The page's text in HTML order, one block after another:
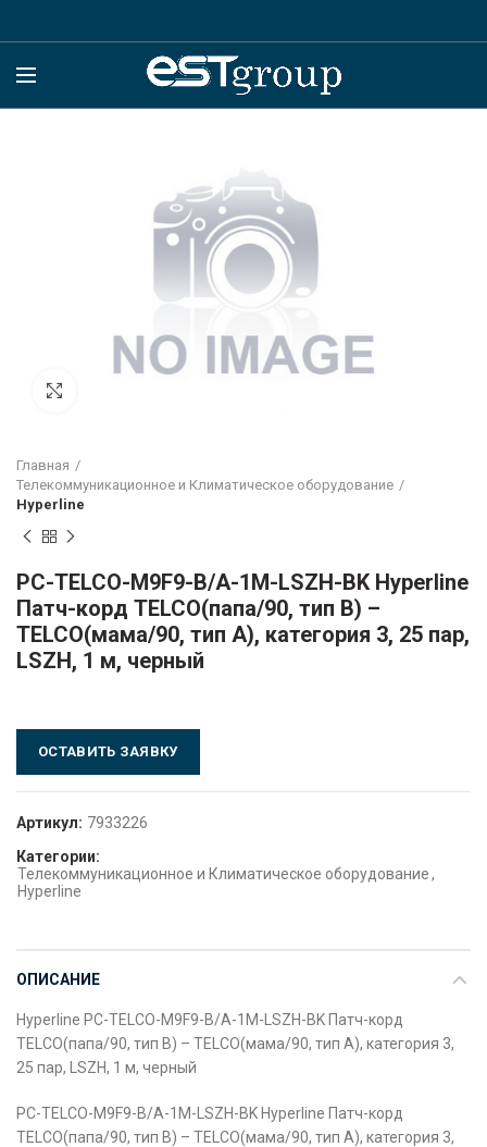
Главная
Телекоммуникационное и Климатическое оборудование
Hyperline
PC-TELCO-M9F9-B/A-1M-LSZH-BK Hyperline
Патч-корд TELCO(папа/90, тип B) –
TELCO(мама/90, тип A), категория 3, 25 пар,
LSZH, 1 м, черный
ОСТАВИТЬ ЗАЯВКУ
Артикул: 7933226
Категории:
Телекоммуникационное и Климатическое оборудование,
Hyperline
ОПИСАНИЕ
Hyperline PC-TELCO-M9F9-B/A-1M-LSZH-BK Патч-корд
TELCO(папа/90, тип B) – TELCO(мама/90, тип A), категория 3,
25 пар, LSZH, 1 м, черный
PC-TELCO-M9F9-B/A-1M-LSZH-BK Hyperline Патч-корд
TELCO(папа/90, тип B) – TELCO(мама/90, тип A), категория 3,